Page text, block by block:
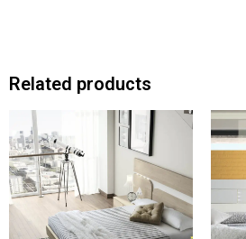
Related products